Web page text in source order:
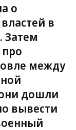
о
в
Затем
между
дошли
вывести